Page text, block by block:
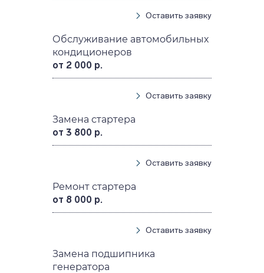
Оставить заявку
Обслуживание автомобильных
кондиционеров
от 2 000 р.
Оставить заявку
Замена стартера
от 3 800 р.
Оставить заявку
Ремонт стартера
от 8 000 р.
Оставить заявку
Замена подшипника
генератора